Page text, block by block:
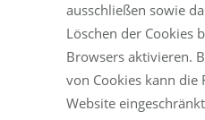
ausschließen sowie
Löschen der Cookies
Browsers aktivieren.
von Cookies kann
Website